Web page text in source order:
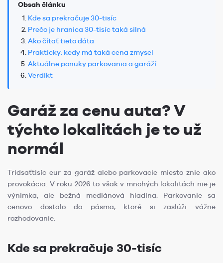
Obsah článku
Kde sa prekračuje 30-tisíc
Prečo je hranica 30-tisíc taká silná
Ako čítať tieto dáta
Prakticky: kedy má taká cena zmysel
Aktuálne ponuky parkovania a garáží
Verdikt
Garáž za cenu auta? V
týchto lokalitách je to už
normál
Tridsaťtisíc eur za garáž alebo parkovacie miesto znie ako
provokácia. V roku 2026 to však v mnohých lokalitách nie je
výnimka, ale bežná mediánová hladina. Parkovanie sa
cenovo dostalo do pásma, ktoré si zaslúži vážne
rozhodovanie.
Kde sa prekračuje 30-tisíc